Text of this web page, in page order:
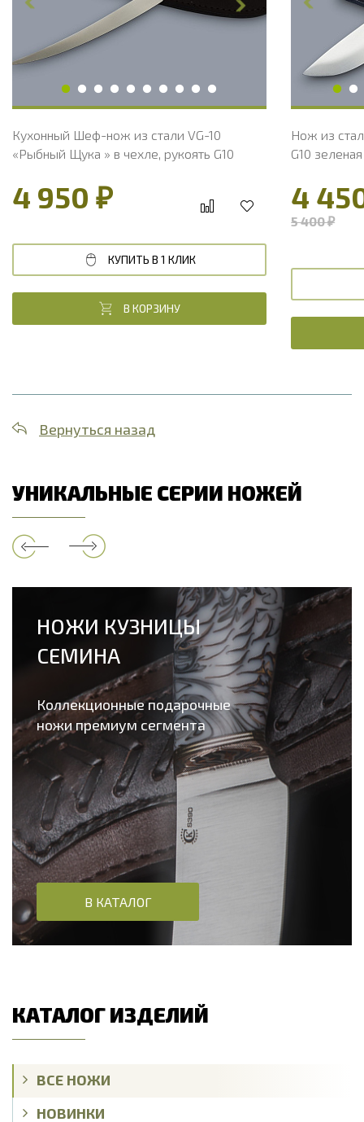
Толщина обуха, мм
2.1
Длина рукояти, мм
100
Твердость клинка, HRC
Вес, г
Кухонный Шеф-нож из стали VG-10
«Рыбный Щука » в чехле, рукоять G10
4 950 ₽
КУПИТЬ В 1 КЛИК
В КОРЗИНУ
Толщина
Твердость
Вес, г
Нож из
G10 зеленая
4
5 400 ₽
Вернуться назад
УНИКАЛЬНЫЕ СЕРИИ НОЖЕЙ
НОЖИ КУЗНИЦЫ
СЕМИНА
Коллекционные подарочные
ножи премиум сегмента
В КАТАЛОГ
КАТАЛОГ ИЗДЕЛИЙ
ВСЕ НОЖИ
НОВИНКИ